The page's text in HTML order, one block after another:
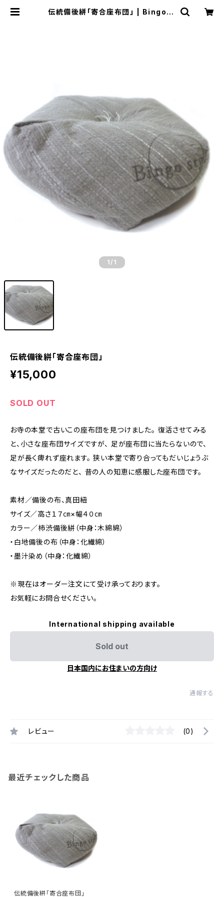
伝統備後絣「寄合座布団」 | BingoSt
1 /1
伝統備後絣「寄合座布団」
¥15,000
SOLD OUT
お寺の本堂で古いこの座布団を見つけました。 復活させてみる
と、小さな座布団サイズですが、 足が座布団に当たらないので、
足が長く痺れず座れます。 狭い本堂で寄り合ってもだいじょうぶ
なサイズだったのだと、 昔の人の知恵に感服した座布団です。
素材／備後の布、真田紐
サイズ／高さ１７㎝×幅４０㎝
カラー／柿渋備後絣（中身：木綿綿）
・白地備後の布（中身：化繊綿）
・墨汁染め（中身：化繊綿）
※現在はオーダー注文にて受け承っております。
お気軽にお問合せください。
International shipping available
Sold out
日本国内にお住まいの方向け
通報する
レビュー (0)
最近チェックした商品
伝統備後絣「寄合座布団」